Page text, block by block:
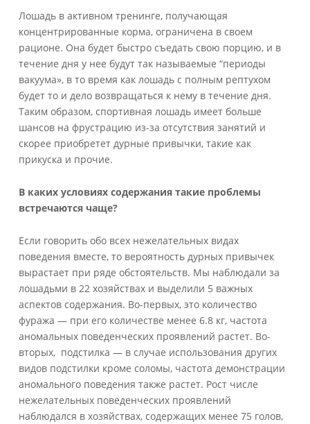
Лошадь в активном тренинге, получающая
концентрированные корма, ограничена в своем
рационе. Она будет быстро съедать свою порцию, и в
течение дня у нее будут так называемые “периоды
вакуума», в то время как лошадь с полным рептухом
будет то и дело возвращаться к нему в течение дня.
Таким образом, спортивная лошадь имеет больше
шансов на фрустрацию из-за отсутствия занятий и
скорее приобретет дурные привычки, такие как
прикуска и прочие.
В каких условиях содержания такие проблемы
встречаются чаще?
Если говорить обо всех нежелательных видах
поведения вместе, то вероятность дурных привычек
вырастает при ряде обстоятельств. Мы наблюдали за
лошадьми в 22 хозяйствах и выделили 5 важных
аспектов содержания. Во-первых, это количество
фуража — при его количестве менее 6.8 кг, частота
аномальных поведенческих проявлений растет. Во-
вторых, подстилка — в случае использования других
видов подстилки кроме соломы, частота демонстрации
аномального поведения также растет. Рост числе
нежелательных поведенческих проявлений
наблюдался в хозяйствах, содержащих менее 75 голов,